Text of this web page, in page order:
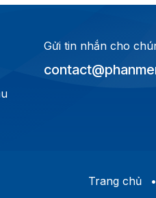
Gửi tin nhắn cho
Trang chủ •